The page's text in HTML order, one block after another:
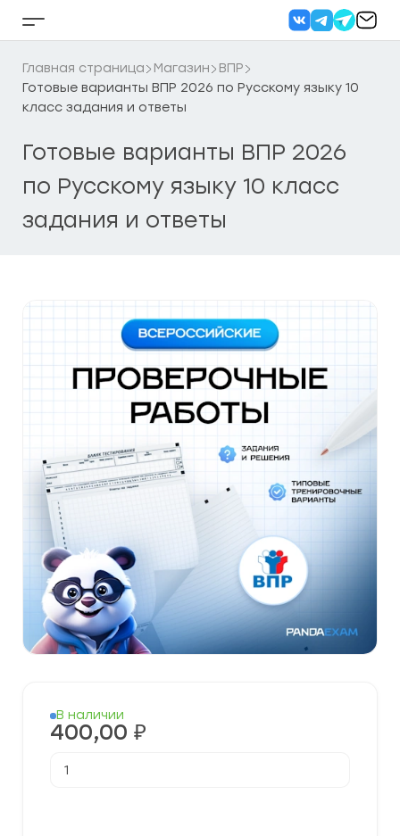
Кнопка
бокового
меню
Главная страница Магазин
ВПР
Готовые варианты ВПР 2026 по Русскому языку 10
класс задания и ответы
Готовые варианты ВПР 2026
по Русскому языку 10 класс
задания и ответы
В наличии
400,00 ₽
товара